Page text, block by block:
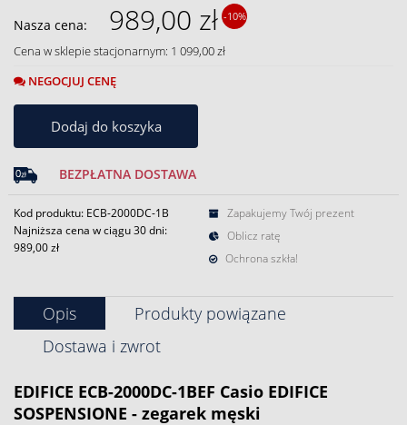
Nasza cena: 989,00 zł -10%
Cena w sklepie stacjonarnym: 1 099,00 zł
NEGOCJUJ CENĘ
Dodaj do koszyka
BEZPŁATNA DOSTAWA
Kod produktu: ECB-2000DC-1B
Najniższa cena w ciągu 30 dni:
989,00 zł
Zapakujemy Twój prezent
Oblicz ratę
Ochrona szkła!
Opis
Produkty powiązane
Dostawa i zwrot
EDIFICE ECB-2000DC-1BEF Casio EDIFICE
SOSPENSIONE - zegarek męski